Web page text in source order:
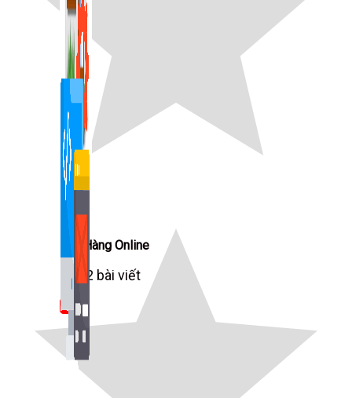
Bán Hàng Online
2,632 bài viết
New